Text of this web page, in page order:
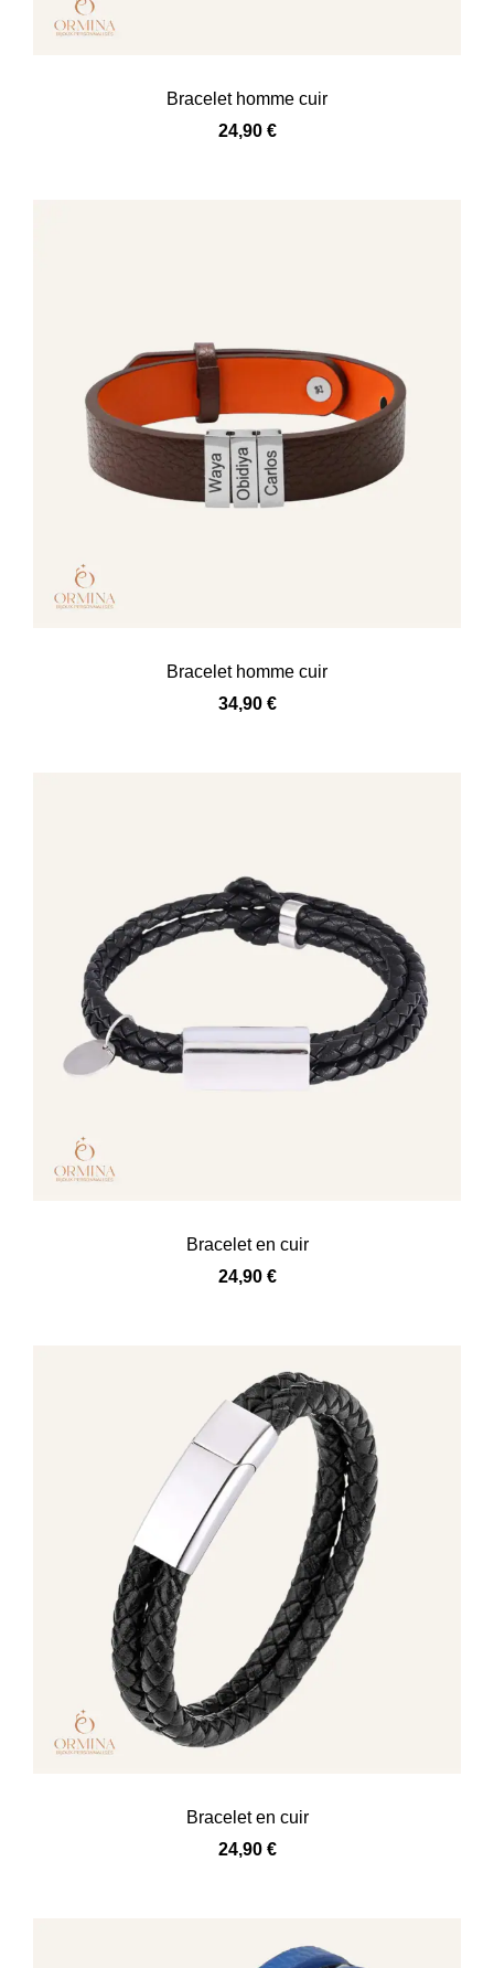
Bracelet homme cuir
24,90 €
Bracelet homme cuir
34,90 €
Bracelet en cuir
24,90 €
Bracelet en cuir
24,90 €